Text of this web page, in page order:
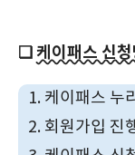
❏케이패스 신청
케이패스 누
회원가입 진